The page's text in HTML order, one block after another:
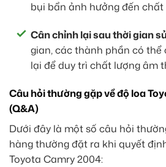
bụi bẩn ảnh hưởng đến
Cân chỉnh lại sau thời gian
gian, các thành phần có
lại để duy trì chất lượng âm
Câu hỏi thường gặp về độ loa
(Q&A)
Dưới đây là một số câu hỏi
hàng thường đặt ra khi quyết
Toyota Camry 2004: